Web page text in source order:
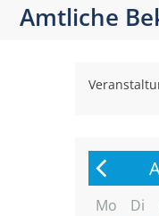
Amtliche
Mo Di